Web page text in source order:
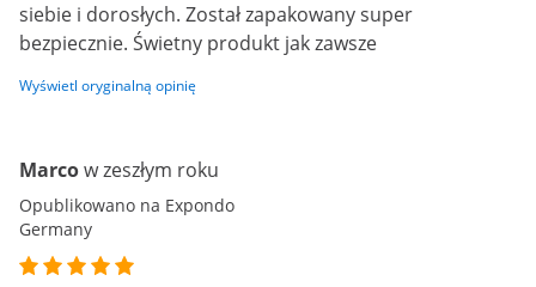
siebie i dorosłych. Został zapakowany super
bezpiecznie. Świetny produkt jak zawsze
Wyświetl oryginalną opinię
Marcow zeszłym roku
Opublikowano na Expondo
Germany